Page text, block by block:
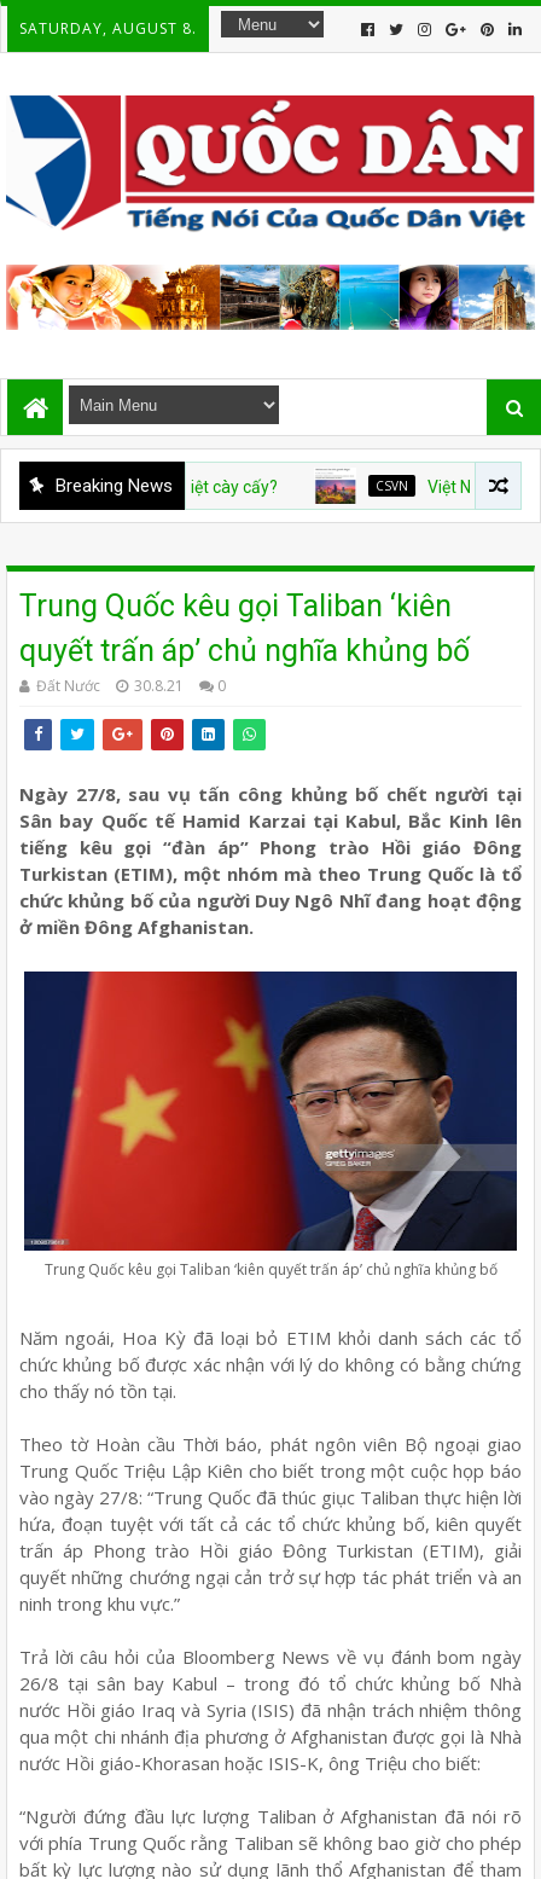
SATURDAY, AUGUST 8.
Breaking News
Ai dạy dân Việt cày cấy? CSVN Việt Nam và con số tăng
Trung Quốc kêu gọi Taliban ‘kiên
quyết trấn áp’ chủ nghĩa khủng bố
Đất Nước 30.8.21 0
Ngày 27/8, sau vụ tấn công khủng bố chết người tại
Sân bay Quốc tế Hamid Karzai tại Kabul, Bắc Kinh lên
tiếng kêu gọi “đàn áp” Phong trào Hồi giáo Đông
Turkistan (ETIM), một nhóm mà theo Trung Quốc là tổ
chức khủng bố của người Duy Ngô Nhĩ đang hoạt động
ở miền Đông Afghanistan.
Trung Quốc kêu gọi Taliban ‘kiên quyết trấn áp’ chủ nghĩa khủng bố
Năm ngoái, Hoa Kỳ đã loại bỏ ETIM khỏi danh sách các tổ
chức khủng bố được xác nhận với lý do không có bằng chứng
cho thấy nó tồn tại.
Theo tờ Hoàn cầu Thời báo, phát ngôn viên Bộ ngoại giao
Trung Quốc Triệu Lập Kiên cho biết trong một cuộc họp báo
vào ngày 27/8: “Trung Quốc đã thúc giục Taliban thực hiện lời
hứa, đoạn tuyệt với tất cả các tổ chức khủng bố, kiên quyết
trấn áp Phong trào Hồi giáo Đông Turkistan (ETIM), giải
quyết những chướng ngại cản trở sự hợp tác phát triển và an
ninh trong khu vực.”
Trả lời câu hỏi của Bloomberg News về vụ đánh bom ngày
26/8 tại sân bay Kabul – trong đó tổ chức khủng bố Nhà
nước Hồi giáo Iraq và Syria (ISIS) đã nhận trách nhiệm thông
qua một chi nhánh địa phương ở Afghanistan được gọi là Nhà
nước Hồi giáo-Khorasan hoặc ISIS-K, ông Triệu cho biết:
“Người đứng đầu lực lượng Taliban ở Afghanistan đã nói rõ
với phía Trung Quốc rằng Taliban sẽ không bao giờ cho phép
bất kỳ lực lượng nào sử dụng lãnh thổ Afghanistan để tham